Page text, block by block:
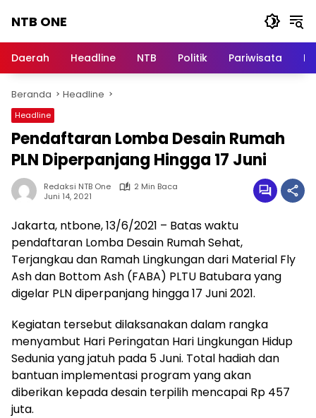
NTB ONE
dan
Berita
Lombok
Daerah Headline NTB Politik Pariwisata
Beranda Headline
Headline
Pendaftaran Lomba Desain Rumah
PLN Diperpanjang Hingga 17 Juni
Redaksi NTB One
2 Min Baca
Juni 14, 2021
Jakarta, ntbone, 13/6/2021 – Batas waktu
pendaftaran Lomba Desain Rumah Sehat,
Terjangkau dan Ramah Lingkungan dari Material Fly
Ash dan Bottom Ash (FABA) PLTU Batubara yang
digelar PLN diperpanjang hingga 17 Juni 2021.
Kegiatan tersebut dilaksanakan dalam rangka
menyambut Hari Peringatan Hari Lingkungan Hidup
Sedunia yang jatuh pada 5 Juni. Total hadiah dan
bantuan implementasi program yang akan
diberikan kepada desain terpilih mencapai Rp 457
juta.